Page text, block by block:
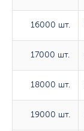
16000 шт.
17000 шт.
18000 шт.
19000 шт.
16000 шт.
17000 шт.
18000 шт.
19000 шт.